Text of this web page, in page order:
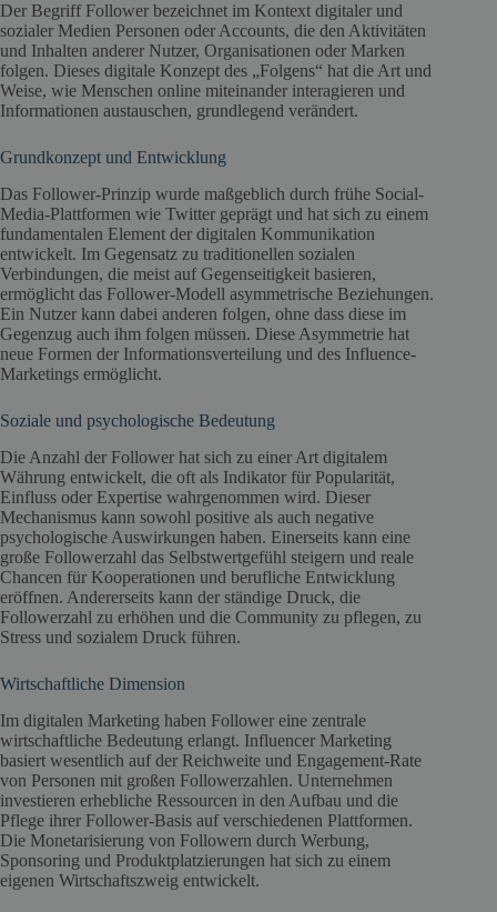
Der Begriff Follower bezeichnet im Kontext digitaler und
sozialer Medien Personen oder Accounts, die den Aktivitäten
und Inhalten anderer Nutzer, Organisationen oder Marken
folgen. Dieses digitale Konzept des „Folgens“ hat die Art und
Weise, wie Menschen online miteinander interagieren und
Informationen austauschen, grundlegend verändert.
Grundkonzept und Entwicklung
Das Follower-Prinzip wurde maßgeblich durch frühe Social-
Media-Plattformen wie Twitter geprägt und hat sich zu einem
fundamentalen Element der digitalen Kommunikation
entwickelt. Im Gegensatz zu traditionellen sozialen
Verbindungen, die meist auf Gegenseitigkeit basieren,
ermöglicht das Follower-Modell asymmetrische Beziehungen.
Ein Nutzer kann dabei anderen folgen, ohne dass diese im
Gegenzug auch ihm folgen müssen. Diese Asymmetrie hat
neue Formen der Informationsverteilung und des Influence-
Marketings ermöglicht.
Soziale und psychologische Bedeutung
Die Anzahl der Follower hat sich zu einer Art digitalem
Währung entwickelt, die oft als Indikator für Popularität,
Einfluss oder Expertise wahrgenommen wird. Dieser
Mechanismus kann sowohl positive als auch negative
psychologische Auswirkungen haben. Einerseits kann eine
große Followerzahl das Selbstwertgefühl steigern und reale
Chancen für Kooperationen und berufliche Entwicklung
eröffnen. Andererseits kann der ständige Druck, die
Followerzahl zu erhöhen und die Community zu pflegen, zu
Stress und sozialem Druck führen.
Wirtschaftliche Dimension
Im digitalen Marketing haben Follower eine zentrale
wirtschaftliche Bedeutung erlangt. Influencer Marketing
basiert wesentlich auf der Reichweite und Engagement-Rate
von Personen mit großen Followerzahlen. Unternehmen
investieren erhebliche Ressourcen in den Aufbau und die
Pflege ihrer Follower-Basis auf verschiedenen Plattformen.
Die Monetarisierung von Followern durch Werbung,
Sponsoring und Produktplatzierungen hat sich zu einem
eigenen Wirtschaftszweig entwickelt.